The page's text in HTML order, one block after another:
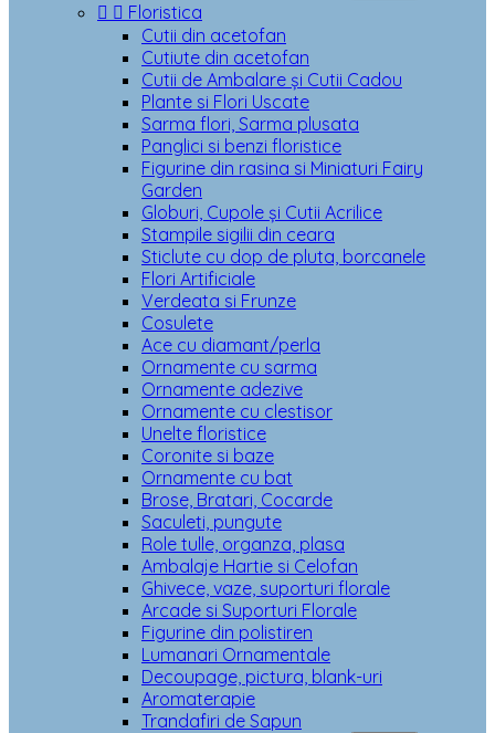
  Floristica
Cutii din acetofan
Cutiute din acetofan
Cutii de Ambalare și Cutii Cadou
Plante si Flori Uscate
Sarma flori, Sarma plusata
Panglici si benzi floristice
Figurine din rasina si Miniaturi Fairy
Garden
Globuri, Cupole și Cutii Acrilice
Stampile sigilii din ceara
Sticlute cu dop de pluta, borcanele
Flori Artificiale
Verdeata si Frunze
Cosulete
Ace cu diamant/perla
Ornamente cu sarma
Ornamente adezive
Ornamente cu clestisor
Unelte floristice
Coronite si baze
Ornamente cu bat
Brose, Bratari, Cocarde
Saculeti, pungute
Role tulle, organza, plasa
Ambalaje Hartie si Celofan
Ghivece, vaze, suporturi florale
Arcade si Suporturi Florale
Figurine din polistiren
Lumanari Ornamentale
Decoupage, pictura, blank-uri
Aromaterapie
Trandafiri de Sapun